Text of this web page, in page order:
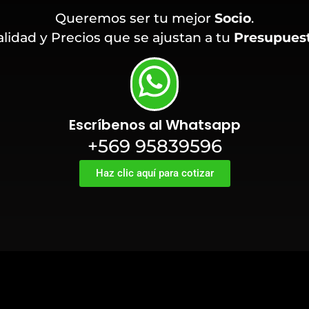
Queremos ser tu mejor Socio.
y Precios que se ajustan a tu
Escríbenos al Whatsapp
+569 95839596
Haz clic aquí para cotizar